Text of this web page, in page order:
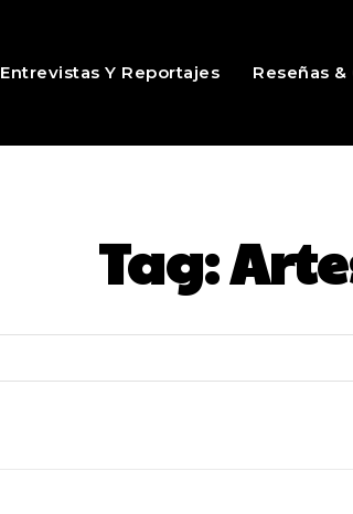
Entrevistas Y Reportajes Reseñas
Tag: